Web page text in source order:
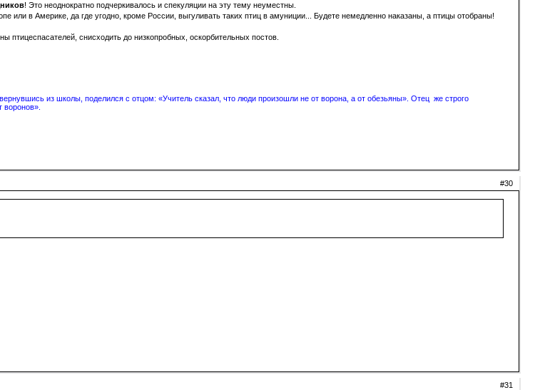
! Это неоднократно подчеркивалось и спекуляции на эту тему неуместны.
или в Америке, да где угодно, кроме России, выгуливать таких птиц в амуниции... Будете немедленно наказаны, а птицы отобраны!
снисходить до низкопробных, оскорбительных постов.
из школы, поделился с отцом: «Учитель сказал, что люди произошли не от ворона, а от обезьяны». Отец же строго
#30
#31